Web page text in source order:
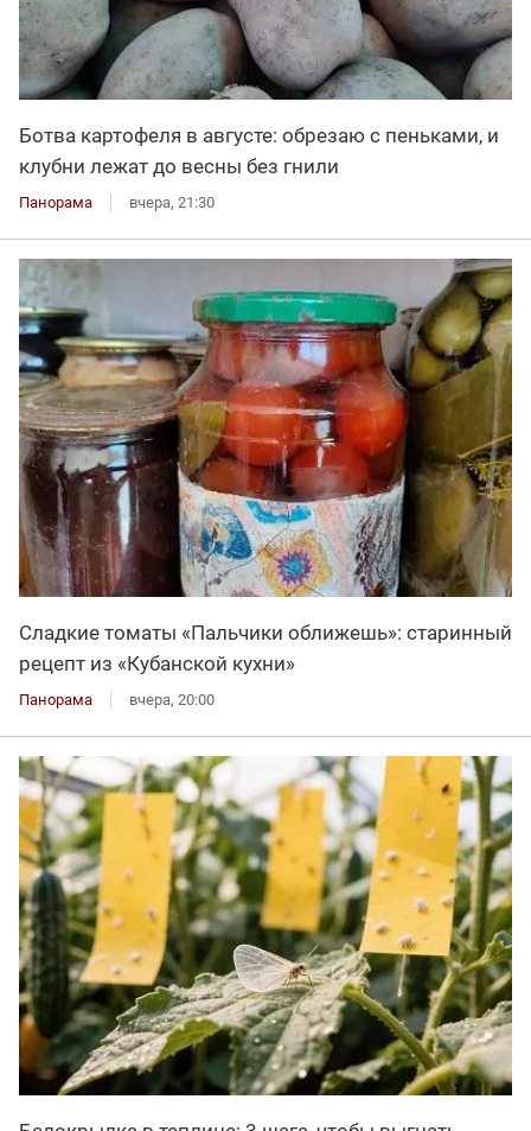
Ботва картофеля в августе: обрезаю с пеньками, и
клубни лежат до весны без гнили
Панорама вчера, 21:30
Сладкие томаты «Пальчики оближешь»: старинный
рецепт из «Кубанской кухни»
Панорама вчера, 20:00